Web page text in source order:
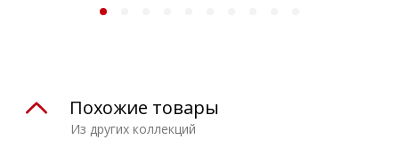
Из других коллекций
Похожие товары